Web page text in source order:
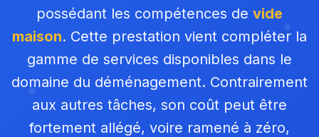
possédant les compétences de vide
maison. Cette prestation vient compléter la
gamme de services disponibles dans le
domaine du déménagement. Contrairement
aux autres tâches, son coût peut être
fortement allégé, voire ramené à zéro,